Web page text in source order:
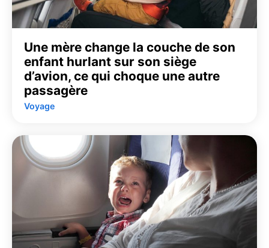
Une mère change la couche de son
enfant hurlant sur son siège
d’avion, ce qui choque une autre
passagère
Voyage